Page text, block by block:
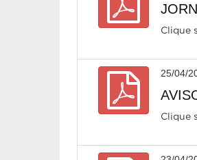
Clique
25/04/
Clique